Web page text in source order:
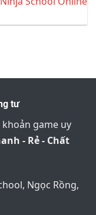
tư
game uy
- Rẻ - Chất
Ngọc Rồng,